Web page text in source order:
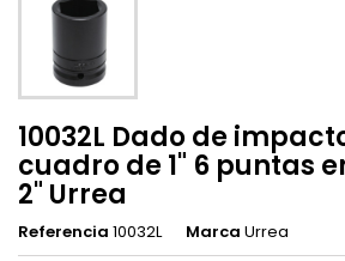
10032L Dado de
cuadro de 1" 6 puntas
2" Urrea
Referencia 10032L Marca Urrea